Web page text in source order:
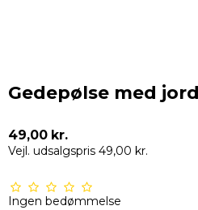
Gedepølse med
49,00 kr.
Vejl. udsalgspris 49,00 kr.
Ingen bedømmelse